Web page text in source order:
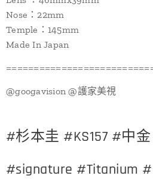
Nose：22mm
Temple：145mm
Made In Japan
@googavision @護家美視
#杉本圭 #KS157 #中
#signature #Titanium